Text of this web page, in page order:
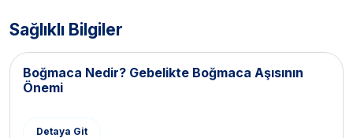
Sağlıklı Bilgiler
Boğmaca Nedir? Gebelikte Boğmaca Aşısının
Önemi
Detaya Git